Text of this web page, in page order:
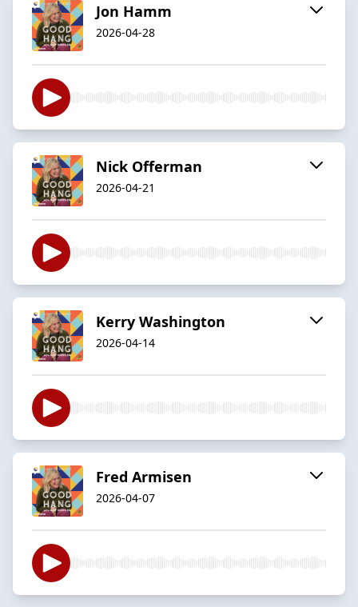
Jon Hamm
2026-04-28
Nick Offerman
2026-04-21
Kerry Washington
2026-04-14
Fred Armisen
2026-04-07